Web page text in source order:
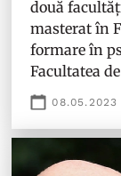
două
masterat în
formare în
Facultatea
08.05.2023